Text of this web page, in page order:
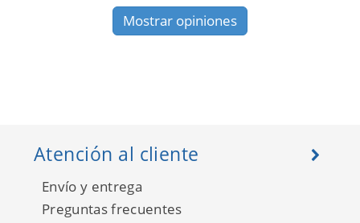
Mostrar opiniones
Atención al cliente
Envío y entrega
Preguntas frecuentes